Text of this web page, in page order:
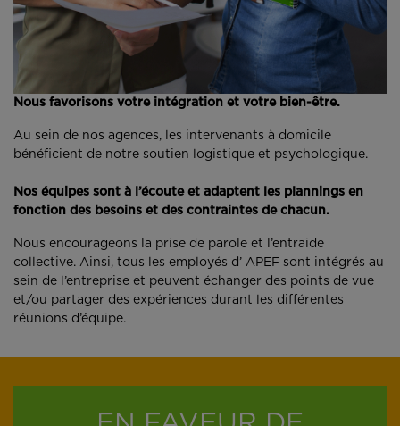
Nous favorisons votre intégration et votre bien-être.
Au sein de nos agences, les intervenants à domicile
bénéficient de notre soutien logistique et psychologique.
Nos équipes sont à l’écoute et adaptent les plannings en
fonction des besoins et des contraintes de chacun.
Nous encourageons la prise de parole et l’entraide
collective. Ainsi, tous les employés d’ APEF sont intégrés au
sein de l’entreprise et peuvent échanger des points de vue
et/ou partager des expériences durant les différentes
réunions d’équipe.